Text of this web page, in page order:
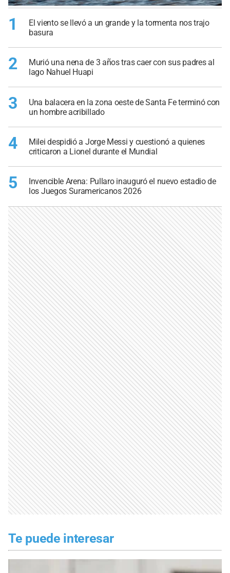
1
El viento se llevó a un grande y la tormenta nos trajo
basura
2
Murió una nena de 3 años tras caer con sus padres al
lago Nahuel Huapi
3
Una balacera en la zona oeste de Santa Fe terminó con
un hombre acribillado
4
Milei despidió a Jorge Messi y cuestionó a quienes
criticaron a Lionel durante el Mundial
5
Invencible Arena: Pullaro inauguró el nuevo estadio de
los Juegos Suramericanos 2026
Te puede interesar